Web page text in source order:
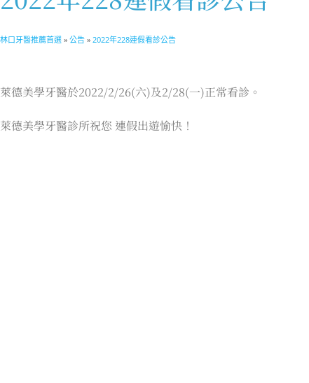
林口牙醫推薦首選 » 公告 » 2022年228連假看診公告
萊德美學牙醫於2022/2/26(六)及2/28(一)正常看診。
萊德美學牙醫診所祝您 連假出遊愉快！